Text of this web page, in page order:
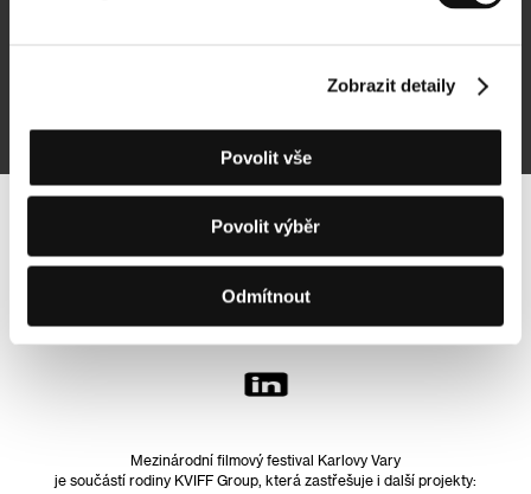
Zobrazit detaily
Povolit vše
Povolit výběr
Odmítnout
Sledujte nás na síti:
Mezinárodní filmový festival Karlovy Vary
je součástí rodiny KVIFF Group, která zastřešuje i další projekty: